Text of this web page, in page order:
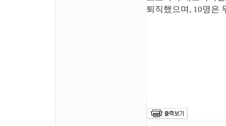
퇴직했으며, 10명은